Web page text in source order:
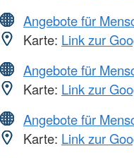
Angebote für
Karte: Link zur
Angebote für
Karte: Link zur
Angebote für
Karte: Link zur